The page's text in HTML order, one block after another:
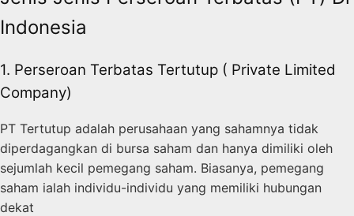
Indonesia
1. Perseroan Terbatas Tertutup ( Private Limited
Company)
PT Tertutup adalah perusahaan yang sahamnya tidak
diperdagangkan di bursa saham dan hanya dimiliki oleh
sejumlah kecil pemegang saham. Biasanya, pemegang
saham ialah individu-individu yang memiliki hubungan
dekat